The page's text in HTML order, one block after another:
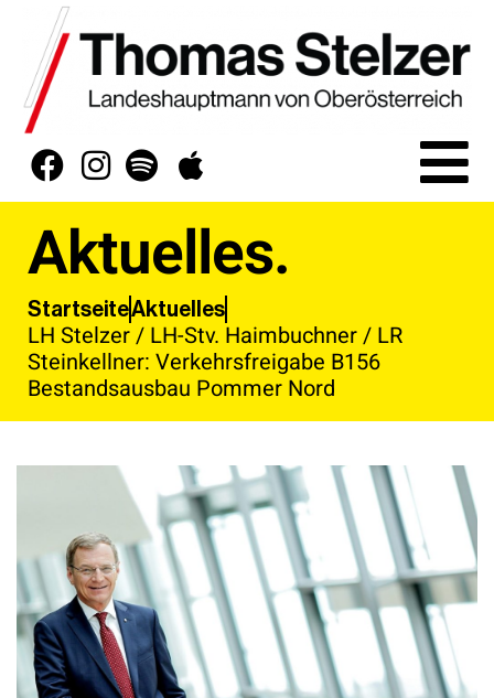
Aktuelles.
StartseiteAktuelles
LH Stelzer / LH-Stv. Haimbuchner / LR
Steinkellner: Verkehrsfreigabe B156
Bestandsausbau Pommer Nord